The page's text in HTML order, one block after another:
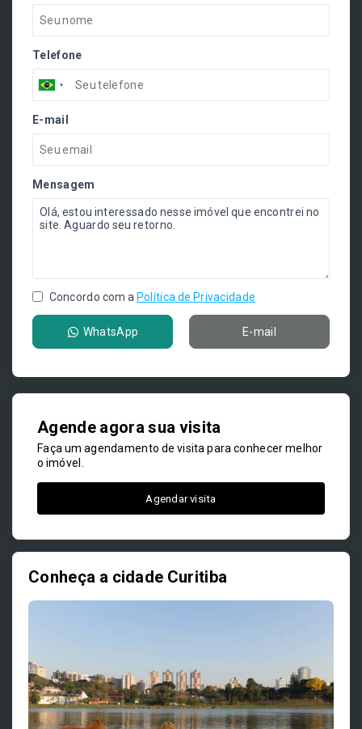
Telefone
E-mail
Mensagem
Concordo com a Política de Privacidade
WhatsApp E-mail
Agende agora sua visita
Faça um agendamento de visita para conhecer melhor
o imóvel.
Agendar visita
Conheça a cidade Curitiba